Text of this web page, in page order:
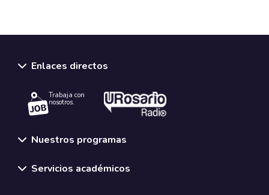
Enlaces directos
Trabaja con
nosotros.
Nuestros programas
Servicios académicos